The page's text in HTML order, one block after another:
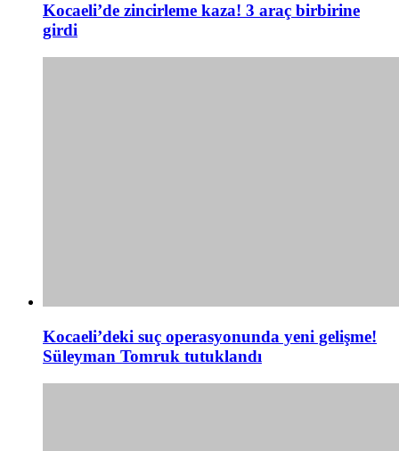
Kocaeli’de zincirleme kaza! 3 araç birbirine
girdi
Kocaeli’deki suç operasyonunda yeni gelişme!
Süleyman Tomruk tutuklandı